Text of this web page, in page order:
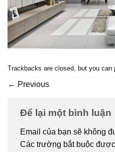
Trackbacks are closed, but you can
← Previous
Để lại một bình luận
Email của bạn sẽ không
Các trường bắt buộc